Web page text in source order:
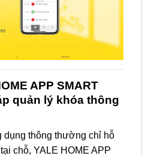
APP SMART
quản lý khóa thông
dụng thông thường chỉ hỗ
chỗ, YALE HOME APP